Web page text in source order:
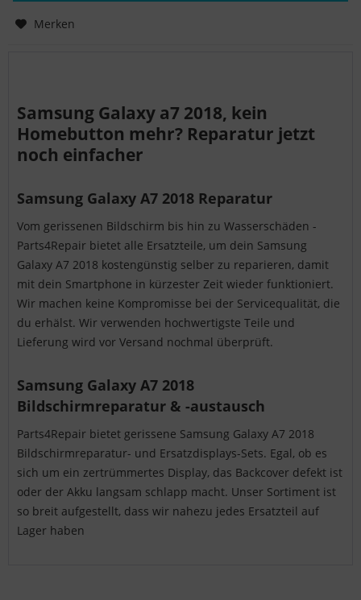
Merken
Samsung Galaxy a7 2018, kein
Homebutton mehr? Reparatur jetzt
noch einfacher
Samsung Galaxy A7 2018 Reparatur
Vom gerissenen Bildschirm bis hin zu Wasserschäden -
Parts4Repair bietet alle Ersatzteile, um dein Samsung
Galaxy A7 2018 kostengünstig selber zu reparieren, damit
mit dein Smartphone in kürzester Zeit wieder funktioniert.
Wir machen keine Kompromisse bei der Servicequalität, die
du erhälst. Wir verwenden hochwertigste Teile und
Lieferung wird vor Versand nochmal überprüft.
Samsung Galaxy A7 2018
Bildschirmreparatur & -austausch
Parts4Repair bietet gerissene Samsung Galaxy A7 2018
Bildschirmreparatur- und Ersatzdisplays-Sets. Egal, ob es
sich um ein zertrümmertes Display, das Backcover defekt ist
oder der Akku langsam schlapp macht. Unser Sortiment ist
so breit aufgestellt, dass wir nahezu jedes Ersatzteil auf
Lager haben